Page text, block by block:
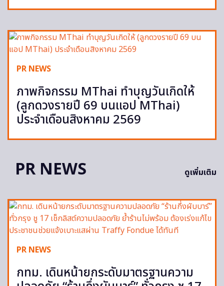
PR NEWS
ภาพกิจกรรม MThai ทำบุญวันเกิดให้
(ลูกดวงรายปี 69 บนแอป MThai)
ประจำเดือนสิงหาคม 2569
PR NEWS ดูเพิ่มเติม
PR NEWS
กทม. เดินหน้ายกระดับมาตรฐานความ